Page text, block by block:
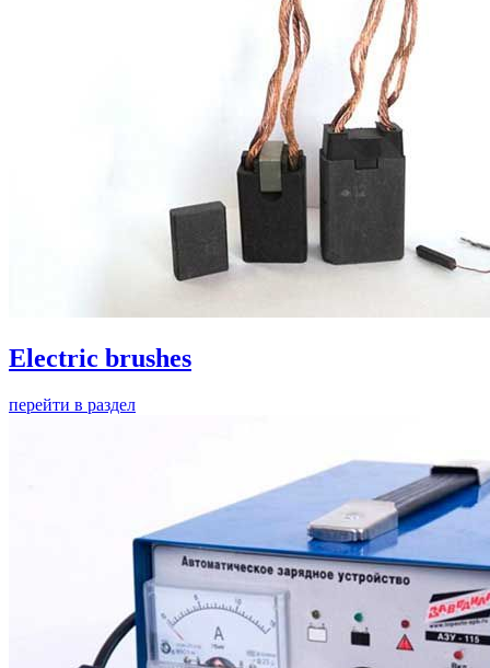
Electric brushes
перейти в раздел